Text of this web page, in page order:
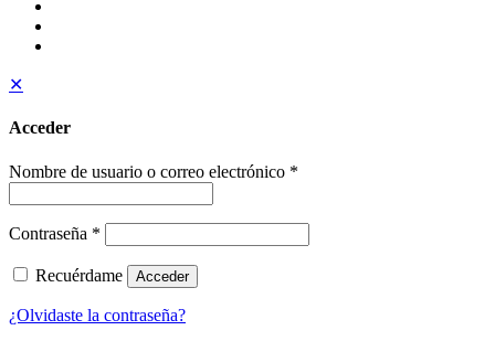
✕
Acceder
Nombre de usuario o correo electrónico *
Contraseña *
Recuérdame Acceder
¿Olvidaste la contraseña?